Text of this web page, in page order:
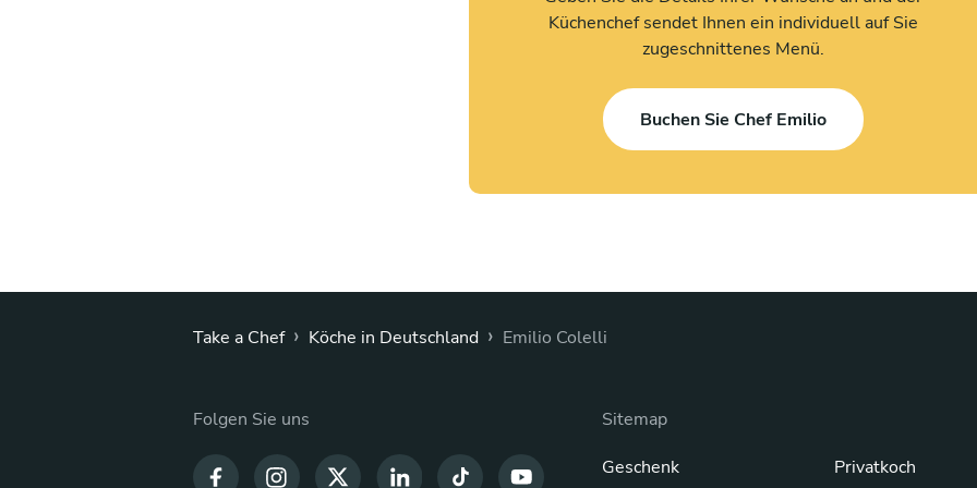
Küchenchef sendet Ihnen ein individuell auf Sie
zugeschnittenes Menü.
Buchen Sie Chef Emilio
Take a Chef › Köche in Deutschland › Emilio Colelli
Folgen Sie uns
Sitemap
Geschenk
Privatkoch